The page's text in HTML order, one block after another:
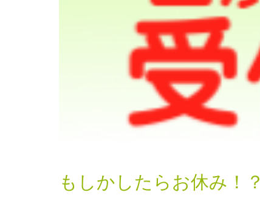
もしかしたらお休み！？